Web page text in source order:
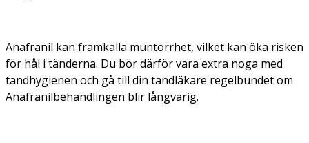
Anafranil kan framkalla muntorrhet, vilket kan öka risken
för hål i tänderna. Du bör därför vara extra noga med
tandhygienen och gå till din tandläkare regelbundet om
Anafranilbehandlingen blir långvarig.